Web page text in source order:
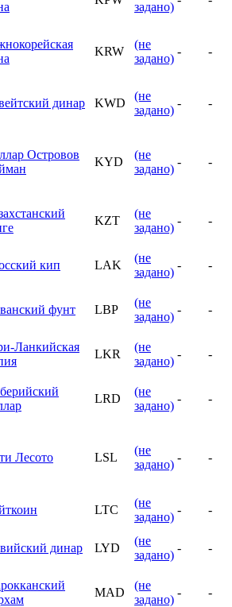
задано)
KRW
(не
задано)
- -
динар KWD
(не
задано)
- -
Островов
KYD
(не
задано)
- -
KZT
(не
задано)
- -
кип LAK
(не
задано)
- -
фунт LBP
(не
задано)
- -
Ланкийская
LKR
(не
задано)
- -
LRD
(не
задано)
- -
Лесото LSL
(не
задано)
- -
LTC
(не
задано)
- -
динар LYD
(не
задано)
- -
MAD
(не
задано)
- -